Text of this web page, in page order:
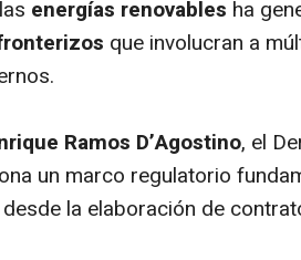
energías renovables ha
que involucran a
Ramos D’Agostino, el
un marco regulatorio
la elaboración de